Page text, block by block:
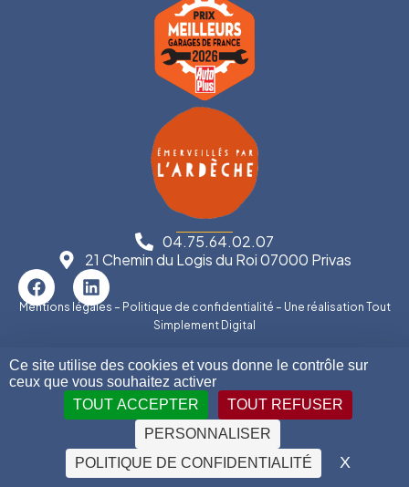
Ce site utilise des cookies et vous donne le contrôle sur
ceux que vous souhaitez activer
TOUT ACCEPTER
TOUT REFUSER
PERSONNALISER
POLITIQUE DE CONFIDENTIALITÉ
X
04.75.64.02.07
21 Chemin du Logis du Roi 07000 Privas
Mentions légales – Politique de confidentialité – Une réalisation Tout
Simplement Digital
©2026 Garage Perrier